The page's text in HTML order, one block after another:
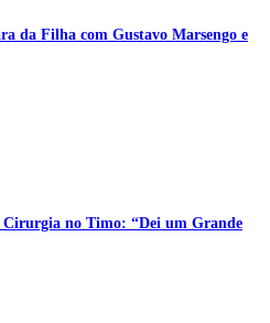
da Filha com Gustavo Marsengo e
Cirurgia no Timo: “Dei um Grande